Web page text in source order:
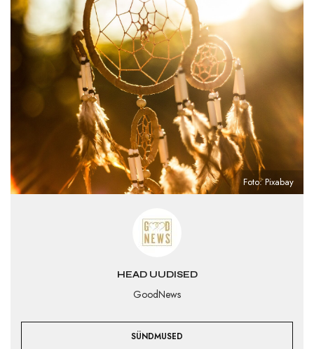
HEAD UUDISED
GoodNews
SÜNDMUSED
Foto: Pixabay